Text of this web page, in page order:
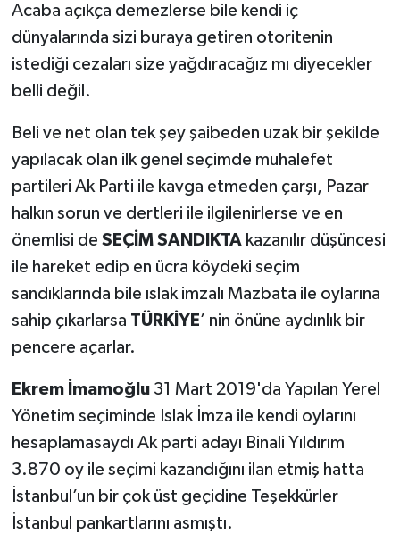
Acaba açıkça demezlerse bile kendi iç
dünyalarında sizi buraya getiren otoritenin
istediği cezaları size yağdıracağız mı diyecekler
belli değil.
Beli ve net olan tek şey şaibeden uzak bir şekilde
yapılacak olan ilk genel seçimde muhalefet
partileri Ak Parti ile kavga etmeden çarşı, Pazar
halkın sorun ve dertleri ile ilgilenirlerse ve en
önemlisi de SEÇİM SANDIKTAkazanılır düşüncesi
ile hareket edip en ücra köydeki seçim
sandıklarında bile ıslak imzalı Mazbata ile oylarına
sahip çıkarlarsa TÜRKİYE’ nin önüne aydınlık bir
pencere açarlar.
Ekrem İmamoğlu31 Mart 2019'da Yapılan Yerel
Yönetim seçiminde Islak İmza ile kendi oylarını
hesaplamasaydı Ak parti adayı Binali Yıldırım
3.870 oy ile seçimi kazandığını ilan etmiş hatta
İstanbul’un bir çok üst geçidine Teşekkürler
İstanbul pankartlarını asmıştı.